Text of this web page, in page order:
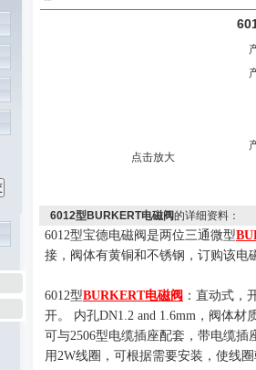
点击放大
6012型BURKERT电磁阀的详细资料：
6012型宝德电磁阀是两位三通微型
接，阀体有黄铜和不锈钢，订购该电
6012型BURKERT电磁阀 ：直动式，
开。
内孔DN1.2 and 1.6mm ，阀体材
可与2506型电缆插座配套，带电缆插
用2W线圈，可根据需要安装，使线